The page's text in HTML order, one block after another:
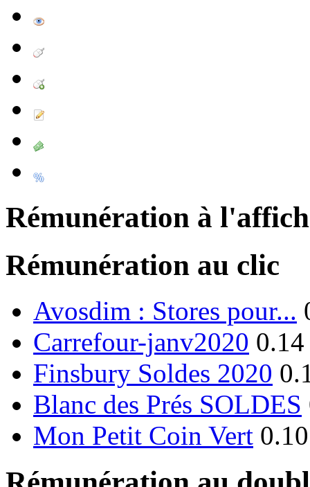
Rémunération à
Rémunération au clic
Avosdim : Stores pour...
Carrefour-janv2020
Finsbury Soldes 2020
Blanc des Prés SOLDES
Mon Petit Coin Vert